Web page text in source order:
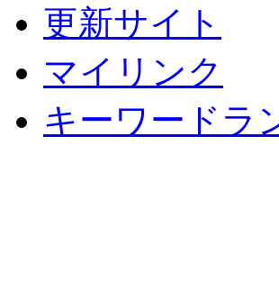
更新サイト
マイリンク
キーワードラ